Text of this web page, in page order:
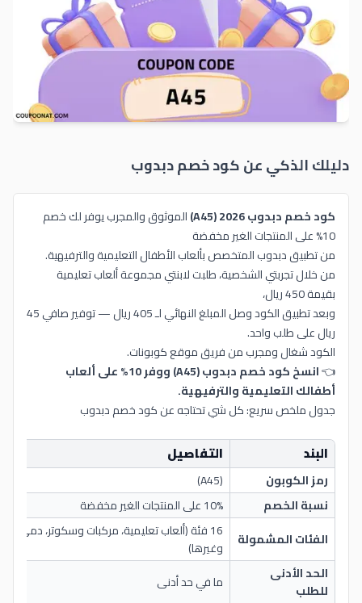
دليلك الذكي عن كود خصمدبدوب
كود خصم دبدوب 2026 (A45)
الموثوق والمجرب يوفر لك خصم
10% على المنتجات الغير مخفضة
من تطبيق دبدوب المتخصص بألعاب الأطفال التعليمية والترفيهية.
من خلال تجربتي الشخصية، طلبت لابنتي مجموعة ألعاب تعليمية
بقيمة 450 ريال،
وبعد تطبيق الكود وصل المبلغ النهائي لـ 405 ريال — توفير صافي 45
ريال على طلب واحد.
الكود شغال ومجرب من فريق موقع كوبونات.
👈
انسخ كود خصم دبدوب (A45) ووفر 10% على ألعاب
أطفالك التعليمية والترفيهية.
جدول ملخص سريع: كل شي تحتاجه عن كود خصم دبدوب
البند التفاصيل
رمز الكوبون
(A45)
نسبة الخصم
10% على المنتجات الغير مخفضة
الفئات المشمولة
16 فئة (ألعاب تعليمية، مركبات وسكوتر، دمى
وغيرها)
الحد الأدنى
للطلب
ما في حد أدنى